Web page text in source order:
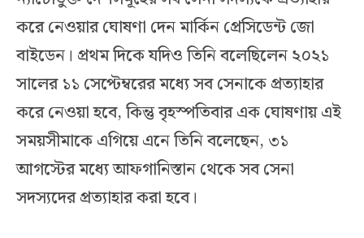
করে নেওয়ার ঘোষণা দেন মার্কিন প্রেসিডেন্ট জো
বাইডেন। প্রথম দিকে যদিও তিনি বলেছিলেন ২০২১
সালের ১১ সেপ্টেম্বরের মধ্যে সব সেনাকে প্রত্যাহার
করে নেওয়া হবে, কিন্তু বৃহস্পতিবার এক ঘোষণায় এই
সময়সীমাকে এগিয়ে এনে তিনি বলেছেন, ৩১
আগস্টের মধ্যে আফগানিস্তান থেকে সব সেনা
সদস্যদের প্রত্যাহার করা হবে।